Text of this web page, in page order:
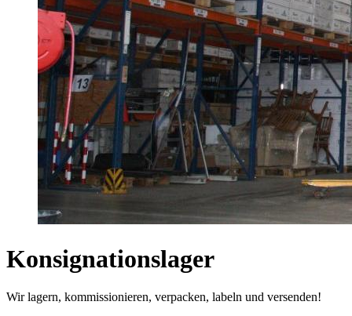
Konsignationslager
Wir lagern, kommissionieren, verpacken, labeln und versenden!